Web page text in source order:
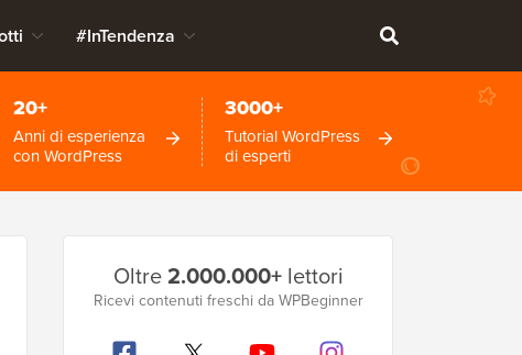
#InTendenza
20+
Anni di esperienza
con WordPress
3000+
Tutorial WordPress
di esperti
laterale
principale
Oltre2.000.000+lettori
Ricevi contenuti freschi da WPBeginner